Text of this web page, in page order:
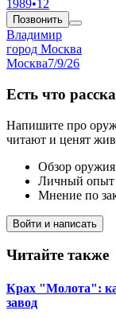
1989•12
Позвонить
Владимир
город Москва
Москва7/9/26
Есть что
Напишите про
читают и ценят
Обзор
Личный опыт
Мнение по
Войти и написать
Читайте также
Крах "Молота":
завод